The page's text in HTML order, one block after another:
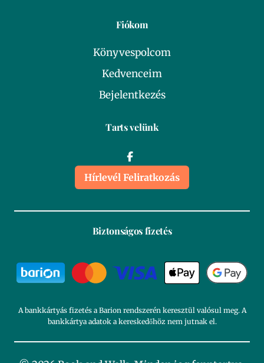
Fiókom
Könyvespolcom
Kedvenceim
Bejelentkezés
Tarts velünk
Hírlevél Feliratkozás
Biztonságos fizetés
A bankkártyás fizetés a Barion rendszerén keresztül valósul meg. A
bankkártya adatok a kereskedőhöz nem jutnak el.